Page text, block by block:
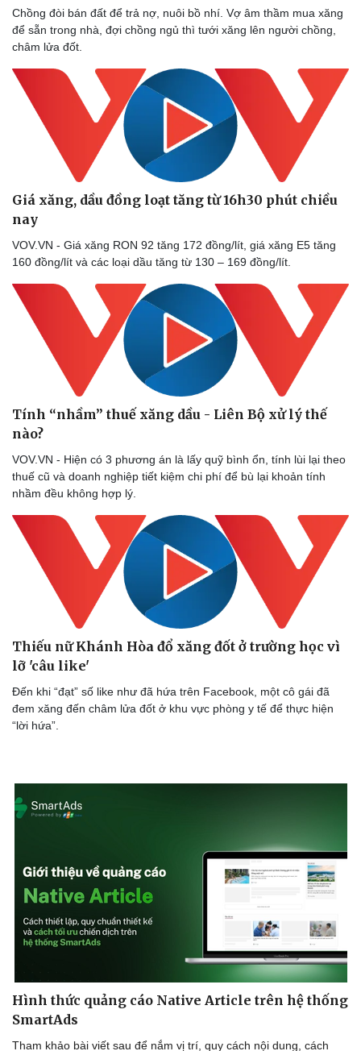
Lịch thi đấu bóng đá
Thế giới thể thao
eSports
Hậu trường
Xe máy
Tư vấn
Chồng đòi bán đất để trả nợ, nuôi bồ nhí. Vợ âm thầm mua xăng
để sẵn trong nhà, đợi chồng ngủ thì tưới xăng lên người chồng,
châm lửa đốt.
Giá xăng, dầu đồng loạt tăng từ 16h30 phút chiều
nay
VOV.VN - Giá xăng RON 92 tăng 172 đồng/lít, giá xăng E5 tăng
160 đồng/lít và các loại dầu tăng từ 130 – 169 đồng/lít.
Tính “nhầm” thuế xăng dầu - Liên Bộ xử lý thế
nào?
VOV.VN - Hiện có 3 phương án là lấy quỹ bình ổn, tính lùi lại theo
thuế cũ và doanh nghiệp tiết kiệm chi phí để bù lại khoản tính
nhầm đều không hợp lý.
Thiếu nữ Khánh Hòa đổ xăng đốt ở trường học vì
lỡ 'câu like'
Đến khi “đạt” số like như đã hứa trên Facebook, một cô gái đã
đem xăng đến châm lửa đốt ở khu vực phòng y tế để thực hiện
“lời hứa”.
Hình thức quảng cáo Native Article trên hệ thống
SmartAds
Tham khảo bài viết sau để nắm vị trí, quy cách nội dung, cách